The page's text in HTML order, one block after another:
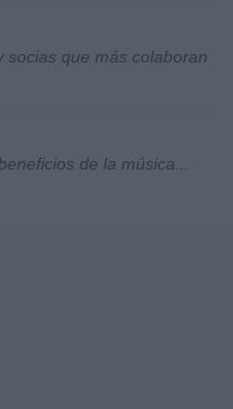
socias que más colaboran
de la música...